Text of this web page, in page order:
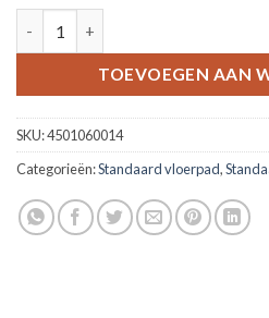
TOEVOEGEN AAN
SKU:4501060014
Categorieën:Standaard vloerpad,